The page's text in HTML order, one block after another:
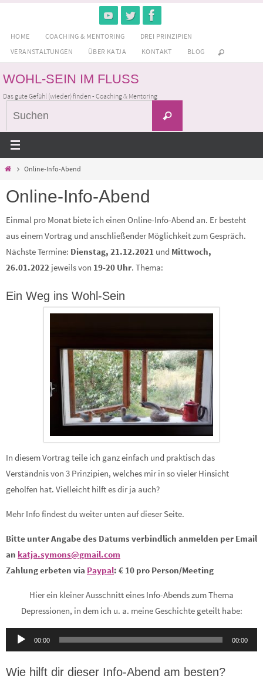
springen
HOME COACHING & MENTORING
DREI PRINZIPIEN
VERANSTALTUNGEN
ÜBER KATJA KONTAKT BLOG
WOHL-SEIN IM FLUSS
Das gute Gefühl (wieder) finden - Coaching & Mentoring
Suchen
HomeOnline-Info-Abend
Online-Info-Abend
Einmal pro Monat biete ich einen Online-Info-Abend an. Er besteht
aus einem Vortrag und anschließender Möglichkeit zum Gespräch.
Nächste Termine: Dienstag, 21.12.2021 und Mittwoch,
26.01.2022 jeweils von 19-20 Uhr. Thema:
Ein Weg ins Wohl-Sein
In diesem Vortrag teile ich ganz einfach und praktisch das
Verständnis von 3 Prinzipien, welches mir in so vieler Hinsicht
geholfen hat. Vielleicht hilft es dir ja auch?
Mehr Info findest du weiter unten auf dieser Seite.
Bitte unter Angabe des Datums verbindlich anmelden per Email
an katja.symons@gmail.com
Zahlung erbeten via Paypal: € 10 pro Person/Meeting
Hier ein kleiner Ausschnitt eines Info-Abends zum Thema
Depressionen, in dem ich u. a. meine Geschichte geteilt habe:
Audio-
Player
00:00 00:00
Wie hilft dir dieser Info-Abend am besten?